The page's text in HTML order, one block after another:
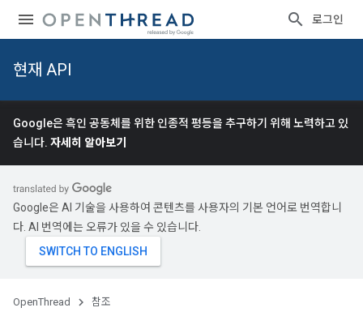
로그인
현재 API
Google은 흑인 공동체를 위한 인종적 평등을 추구하기 위해 노력하고 있
습니다. 자세히 알아보기
Google은 AI 기술을 사용하여 콘텐츠를 사용자의 기본 언어로 번역합니
다. AI 번역에는 오류가 있을 수 있습니다.
OpenThread 참조